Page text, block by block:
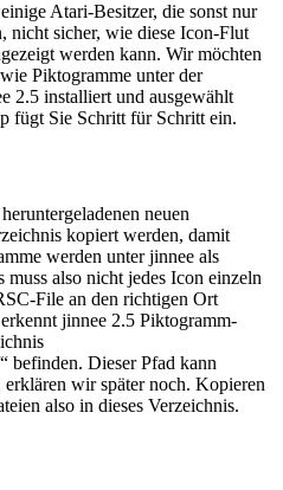
Atari-Besitzer, die sonst nur
nicht sicher, wie diese Icon-Flut
werden kann. Wir möchten
Piktogramme unter der
2.5 installiert und ausgewählt
fügt Sie Schritt für Schritt ein.
neuen
kopiert werden, damit
werden unter jinnee als
also nicht jedes Icon einzeln
File an den richtigen Ort
jinnee 2.5 Piktogramm-
Dieser Pfad kann
wir später noch. Kopieren
also in dieses Verzeichnis.